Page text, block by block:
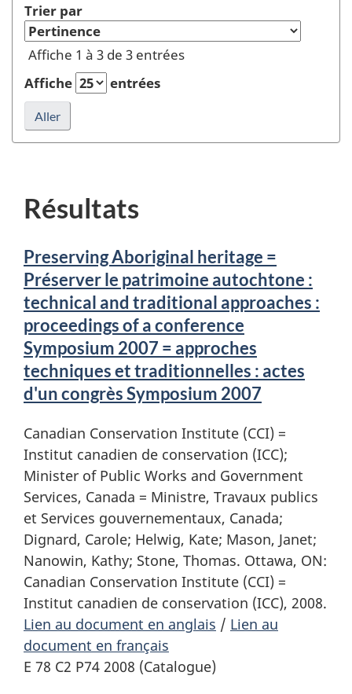
dans
et
la
recherche
ou
éditeur
et
Trier par
Affiche 1 à 3 de 3 entrées
Affiche
entrées
Résultats
Preserving Aboriginal heritage =
Préserver le patrimoine autochtone :
technical and traditional approaches :
proceedings of a conference
Symposium 2007 = approches
techniques et traditionnelles : actes
d'un congrès Symposium 2007
Canadian Conservation Institute (CCI) =
Institut canadien de conservation (ICC);
Minister of Public Works and Government
Services, Canada = Ministre, Travaux publics
et Services gouvernementaux, Canada;
Dignard, Carole; Helwig, Kate; Mason, Janet;
Nanowin, Kathy; Stone, Thomas. Ottawa, ON:
Canadian Conservation Institute (CCI) =
Institut canadien de conservation (ICC), 2008.
Lien au document en anglais / Lien au
document en français
E 78 C2 P74 2008 (Catalogue)